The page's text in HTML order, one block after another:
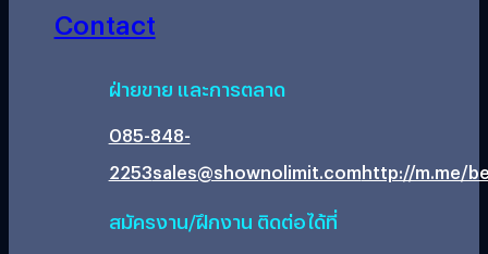
Contact
ฝ่ายขาย และการตลาด
085-848-
2253sales@shownolimit.comhttp://m.me/
สมัครงาน/ฝึกงาน ติดต่อได้ที่